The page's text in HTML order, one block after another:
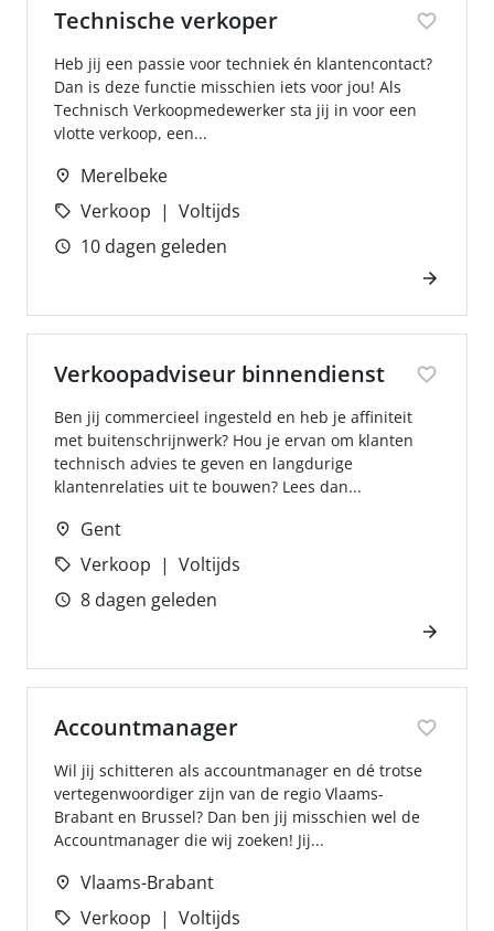
Technische verkoper
Heb jij een passie voor techniek én klantencontact?
Dan is deze functie misschien iets voor jou! Als
Technisch Verkoopmedewerker sta jij in voor een
vlotte verkoop, een...
Merelbeke
Verkoop
Voltijds
10 dagen geleden
Verkoopadviseur binnendienst
Ben jij commercieel ingesteld en heb je affiniteit
met buitenschrijnwerk? Hou je ervan om klanten
technisch advies te geven en langdurige
klantenrelaties uit te bouwen? Lees dan...
Gent
Verkoop
Voltijds
8 dagen geleden
Accountmanager
Wil jij schitteren als accountmanager en dé trotse
vertegenwoordiger zijn van de regio Vlaams-
Brabant en Brussel? Dan ben jij misschien wel de
Accountmanager die wij zoeken! Jij...
Vlaams-Brabant
Verkoop
Voltijds